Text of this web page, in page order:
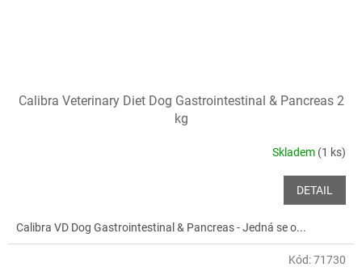
Calibra Veterinary Diet Dog Gastrointestinal & Pancreas 2
kg
Skladem (1 ks)
DETAIL
Calibra VD Dog Gastrointestinal & Pancreas - Jedná se o...
Kód:71730